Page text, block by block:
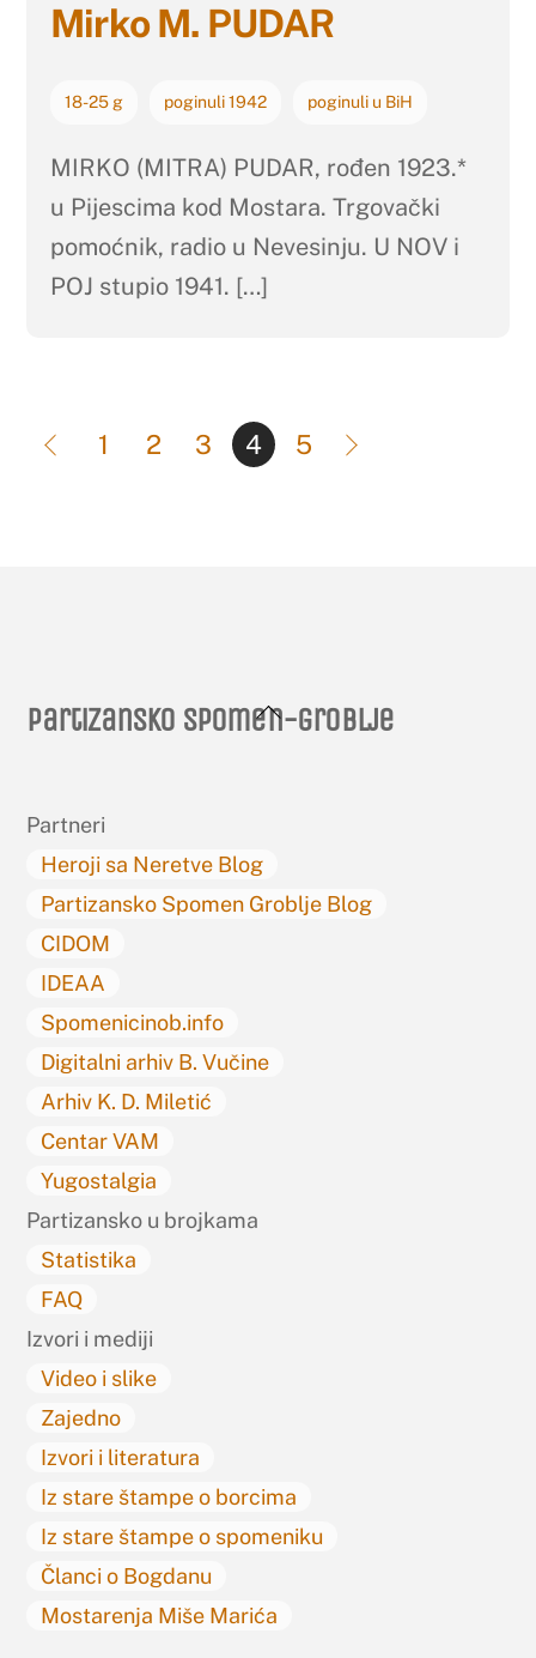
Mirko M. PUDAR
18-25 g poginuli 1942 poginuli u BiH
MIRKO (MITRA) PUDAR, rođen 1923.*
u Pijescima kod Mostara. Trgovački
pomoćnik, radio u Nevesinju. U NOV i
POJ stupio 1941. […]
1 2 3 4 5
Back
Partizansko spomen-groblje
Partneri
Heroji sa Neretve Blog
Partizansko Spomen Groblje Blog
CIDOM
IDEAA
Spomenicinob.info
Digitalni arhiv B. Vučine
Arhiv K. D. Miletić
Centar VAM
Yugostalgia
Partizansko u brojkama
Statistika
FAQ
Izvori i mediji
Video i slike
Zajedno
Izvori i literatura
Iz stare štampe o borcima
Iz stare štampe o spomeniku
Članci o Bogdanu
Mostarenja Miše Marića